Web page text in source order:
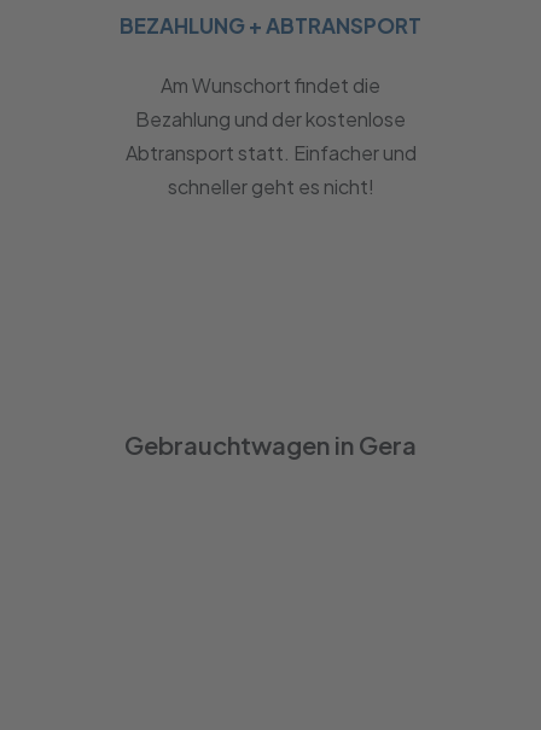
BEZAHLUNG + ABTRANSPORT
Am Wunschort findet die
Bezahlung und der kostenlose
Abtransport statt. Einfacher und
schneller geht es nicht!
Gebrauchtwagen in Gera